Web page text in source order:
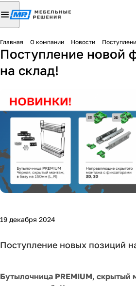
Главная О компании Новости
Поступление новой
на склад!
19 декабря 2024
Поступление новых позиций
Бутылочница PREMIUM, скрытый